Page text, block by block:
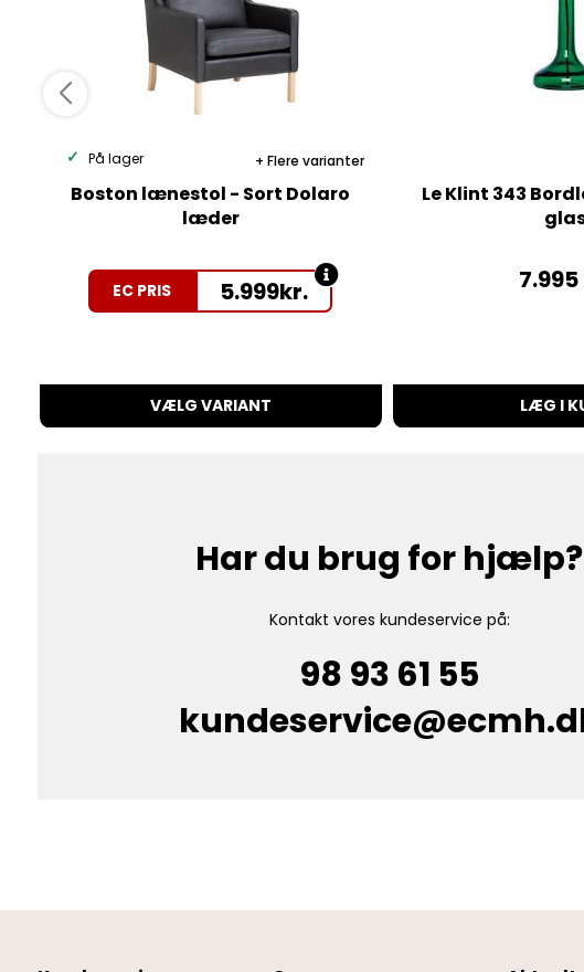
Flere varianter
På lager
Boston lænestol - Sort Dolaro
læder
EC PRIS 5.999kr.
VÆLG VARIANT
Le Klint 343
7.995
LÆG I
Har du brug for hjælp?
Kontakt vores kundeservice på:
98 93 61 55